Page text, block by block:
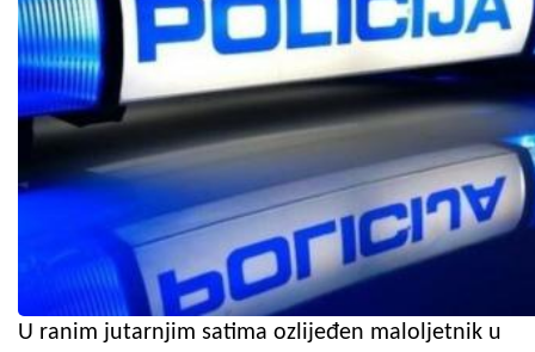
U ranim jutarnjim satima ozlijeđen maloljetnik u